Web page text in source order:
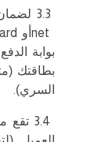
3.3
netأو
بوابة
بطاقتك
السري).
3.4 تقع